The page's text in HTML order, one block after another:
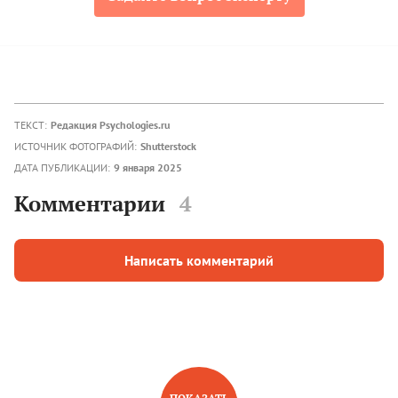
ТЕКСТ: Редакция Psychologies.ru
ИСТОЧНИК ФОТОГРАФИЙ: Shutterstock
ДАТА ПУБЛИКАЦИИ: 9 января 2025
Комментарии 4
Написать комментарий